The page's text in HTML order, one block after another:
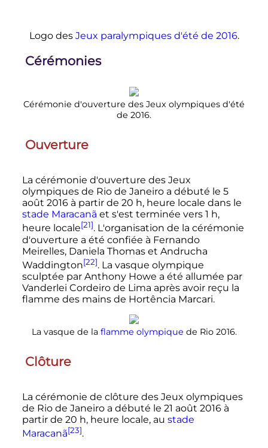
Logo des Jeux paralympiques d'été de 2016.
Cérémonies
Cérémonie d'ouverture des Jeux olympiques d'été
de 2016.
Ouverture
La cérémonie d'ouverture des Jeux
olympiques de Rio de Janeiro a débuté le 5
août 2016à partir de 20 h, heure locale dans le
stade Maracanã et s'est terminée vers 1 h,
heure locale[21]. L'organisation de la cérémonie
d'ouverture a été confiée à Fernando
Meirelles, Daniela Thomas et Andrucha
Waddington[22]. La vasque olympique
sculptée par Anthony Howe a été allumée par
Vanderlei Cordeiro de Lima après avoir reçu la
flamme des mains de Hortência Marcari.
La vasque de la flamme olympique de Rio 2016.
Clôture
La cérémonie de clôture des Jeux olympiques
de Rio de Janeiro a débuté le 21 août 2016à
partir de 20 h, heure locale, au stade
Maracanã[23].